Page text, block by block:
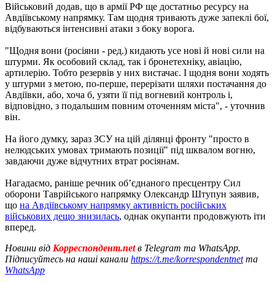
Військовий додав, що в армії РФ ще достатньо ресурсу на
Авдіївському напрямку. Там щодня тривають дуже запеклі бої,
відбуваються інтенсивні атаки з боку ворога.
"Щодня вони (росіяни - ред.) кидають усе нові й нові сили на
штурми. Як особовий склад, так і бронетехніку, авіацію,
артилерію. Тобто резервів у них вистачає. І щодня вони ходять
у штурми з метою, по-перше, перерізати шляхи постачання до
Авдіївки, або, хоча б, узяти її під вогневий контроль і,
відповідно, з подальшим повним оточенням міста", - уточнив
він.
На його думку, зараз ЗСУ на цій ділянці фронту "просто в
нелюдських умовах тримають позиції" під шквалом вогню,
завдаючи дуже відчутних втрат росіянам.
Нагадаємо, раніше речник об’єднаного пресцентру Сил
оборони Таврійського напрямку Олександр Штупун заявив,
що на Авдіївському напрямку активність російських
військових дещо знизилась, однак окупанти продовжують іти
вперед.
Новини від Корреспондент.netв Telegram та WhatsApp.
Підписуйтесь на наші канали https://t.me/korrespondentnetта
WhatsApp